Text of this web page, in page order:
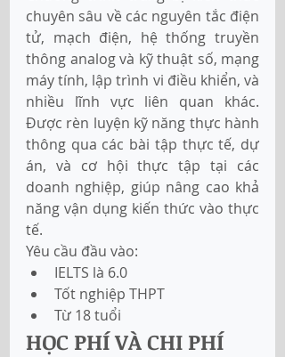
chuyên sâu về các nguyên tắc điện
tử, mạch điện, hệ thống truyền
thông analog và kỹ thuật số, mạng
máy tính, lập trình vi điều khiển, và
nhiều lĩnh vực liên quan khác.
Được rèn luyện kỹ năng thực hành
thông qua các bài tập thực tế, dự
án, và cơ hội thực tập tại các
doanh nghiệp, giúp nâng cao khả
năng vận dụng kiến thức vào thực
tế.
Yêu cầu đầu vào:
IELTS là 6.0
Tốt nghiệp THPT
Từ 18 tuổi
HỌC PHÍ VÀ CHI PHÍ